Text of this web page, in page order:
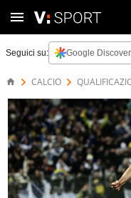
Seguici su: Google Discover
CALCIO